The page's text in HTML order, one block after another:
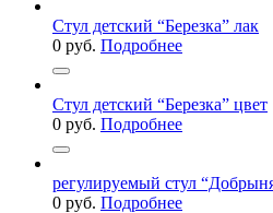
Стул детский “Березка” лак
0 руб. Подробнее
Стул детский “Березка” цвет
0 руб. Подробнее
регулируемый стул
0 руб. Подробнее